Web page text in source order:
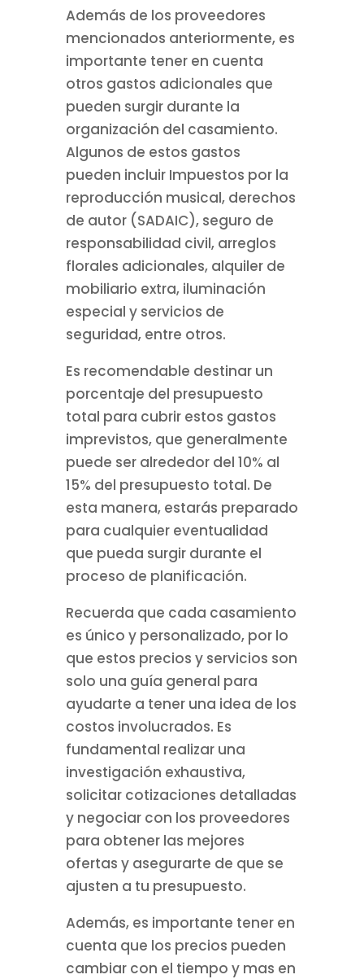
Además de los proveedores
mencionados anteriormente, es
importante tener en cuenta
otros gastos adicionales que
pueden surgir durante la
organización del casamiento.
Algunos de estos gastos
pueden incluir Impuestos por la
reproducción musical, derechos
de autor (SADAIC), seguro de
responsabilidad civil, arreglos
florales adicionales, alquiler de
mobiliario extra, iluminación
especial y servicios de
seguridad, entre otros.
Es recomendable destinar un
porcentaje del presupuesto
total para cubrir estos gastos
imprevistos, que generalmente
puede ser alrededor del 10% al
15% del presupuesto total. De
esta manera, estarás preparado
para cualquier eventualidad
que pueda surgir durante el
proceso de planificación.
Recuerda que cada casamiento
es único y personalizado, por lo
que estos precios y servicios son
solo una guía general para
ayudarte a tener una idea de los
costos involucrados. Es
fundamental realizar una
investigación exhaustiva,
solicitar cotizaciones detalladas
y negociar con los proveedores
para obtener las mejores
ofertas y asegurarte de que se
ajusten a tu presupuesto.
Además, es importante tener en
cuenta que los precios pueden
cambiar con el tiempo y mas en